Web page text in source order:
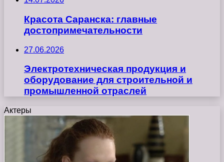
Красота Саранска: главные
достопримечательности
27.06.2026
Электротехническая продукция и
оборудование для строительной и
промышленной отраслей
Актеры